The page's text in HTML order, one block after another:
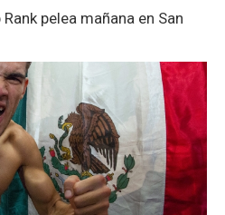
pelea mañana en San